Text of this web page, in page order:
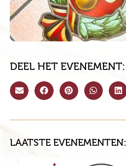
DEEL HET EVENEMENT:
LAATSTE EVENEMENTEN: